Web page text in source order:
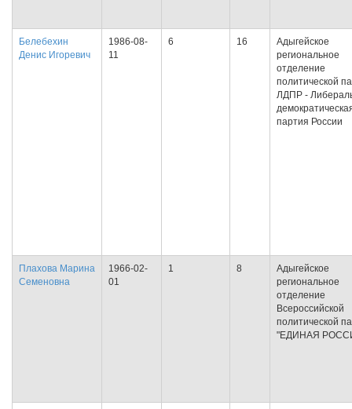
Белебехин
Денис Игоревич
1986-08-
11
6 16
Адыгейское
региональное
отделение
политической
ЛДПР -
партия России
Плахова Марина
Семеновна
1966-02-
01
1 8
Адыгейское
региональное
отделение
Всероссийской
политической
"ЕДИНАЯ